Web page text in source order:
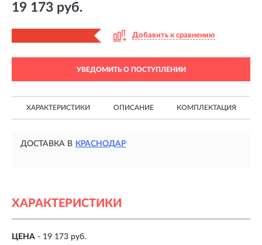
19 173 руб.
Добавить к сравнению
УВЕДОМИТЬ О ПОСТУПЛЕНИИ
ХАРАКТЕРИСТИКИ ОПИСАНИЕ КОМПЛЕКТАЦИЯ
ДОСТАВКА В КРАСНОДАР
ХАРАКТЕРИСТИКИ
ЦЕНА - 19 173 руб.